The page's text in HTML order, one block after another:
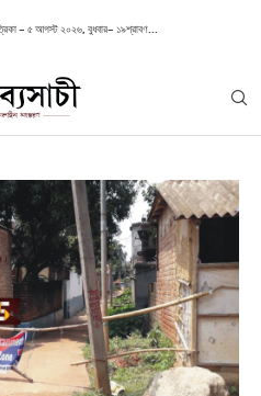
– ৫ আগস্ট ২০২৬, বুধবার– ১৯শ্রাবণ...